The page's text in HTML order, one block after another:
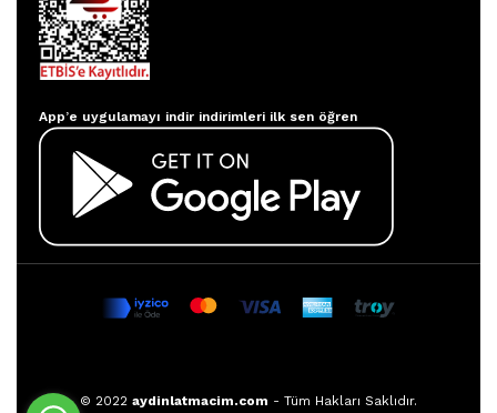
App’e uygulamayı indir indirimleri ilk sen öğren
© 2022 aydinlatmacim.com - Tüm Hakları Saklıdır.